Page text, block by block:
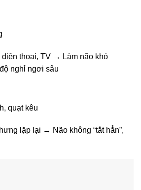
thoại, TV → Làm não khó
nghỉ ngơi sâu
quạt kêu
lặp lại → Não không “tắt hẳn”,